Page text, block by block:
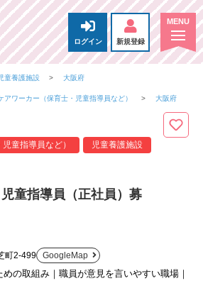
ログイン 新規登録
童養護施設 大阪府
アワーカー（保育士・児童指導員など） 大阪府
童指導員など） 児童養護施設
児童指導員（正社員）募
町2-499
GoogleMap
の取組み｜職員が意見を言いやすい職場｜